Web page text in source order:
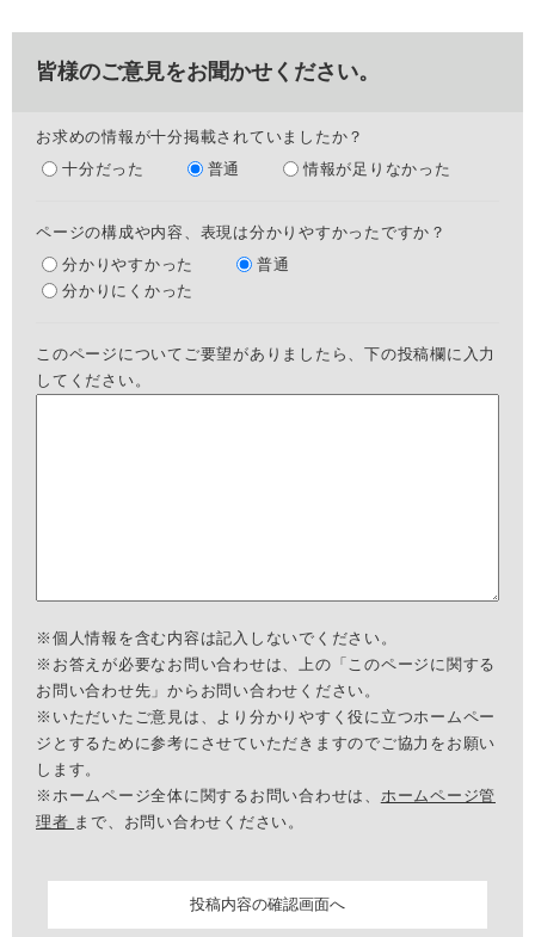
皆様のご意見をお聞かせください。
お求めの情報が十分掲載されていましたか？
十分だった
普通 情報が足りなかった
ページの構成や内容、表現は分かりやすかったですか？
分かりやすかった
普通
分かりにくかった
このページについてご要望がありましたら、下の投稿欄に入力
してください。
※個人情報を含む内容は記入しないでください。
※お答えが必要なお問い合わせは、上の「このページに関する
お問い合わせ先」からお問い合わせください。
※いただいたご意見は、より分かりやすく役に立つホームペー
ジとするために参考にさせていただきますのでご協力をお願い
します。
※ホームページ全体に関するお問い合わせは、 ホームページ管
理者 まで、お問い合わせください。